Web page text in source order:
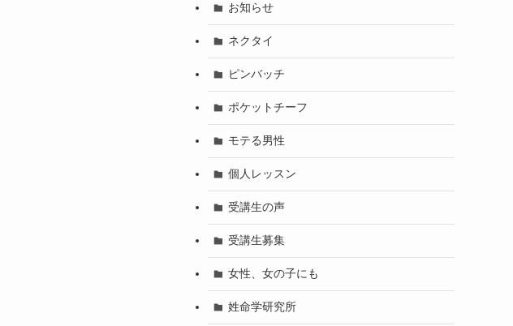
お知らせ
ネクタイ
ピンバッチ
ポケットチーフ
モテる男性
個人レッスン
受講生の声
受講生募集
女性、女の子にも
姓命学研究所